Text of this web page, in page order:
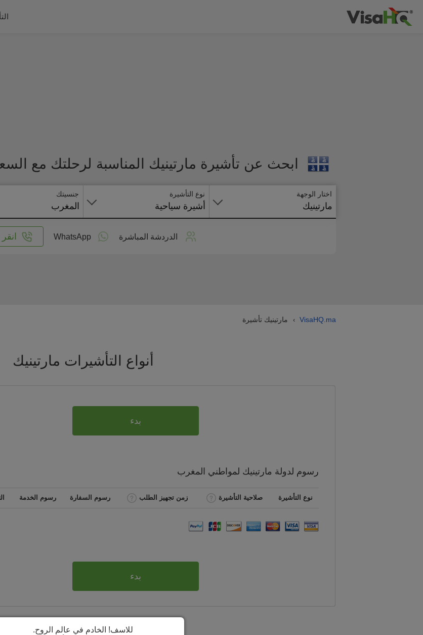
ابحث عن تأشيرة مارتينيك المناسبة لرحلتك مع
اختار الوجهة
مارتينيك
نوع التأشيرة
أشيرة سياحية
جنسيتك
المغرب
الدردشة المباشرة WhatsApp
VisaHQ.ma
› مارتينيك تأشيرة
أنواع التأشيرات مارتينيك
بدء
رسوم لدولة مارتينيك لمواطني المغرب
نوع التأشيرة صلاحية التأشيرة زمن تجهيز الطلب رسوم السفارة رسوم الخدمة
بدء
للاسف! الخادم في عالم الروح.